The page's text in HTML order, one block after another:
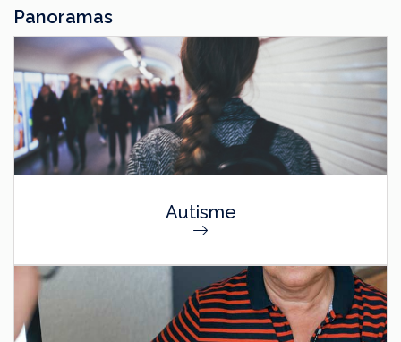
Panoramas
Autisme